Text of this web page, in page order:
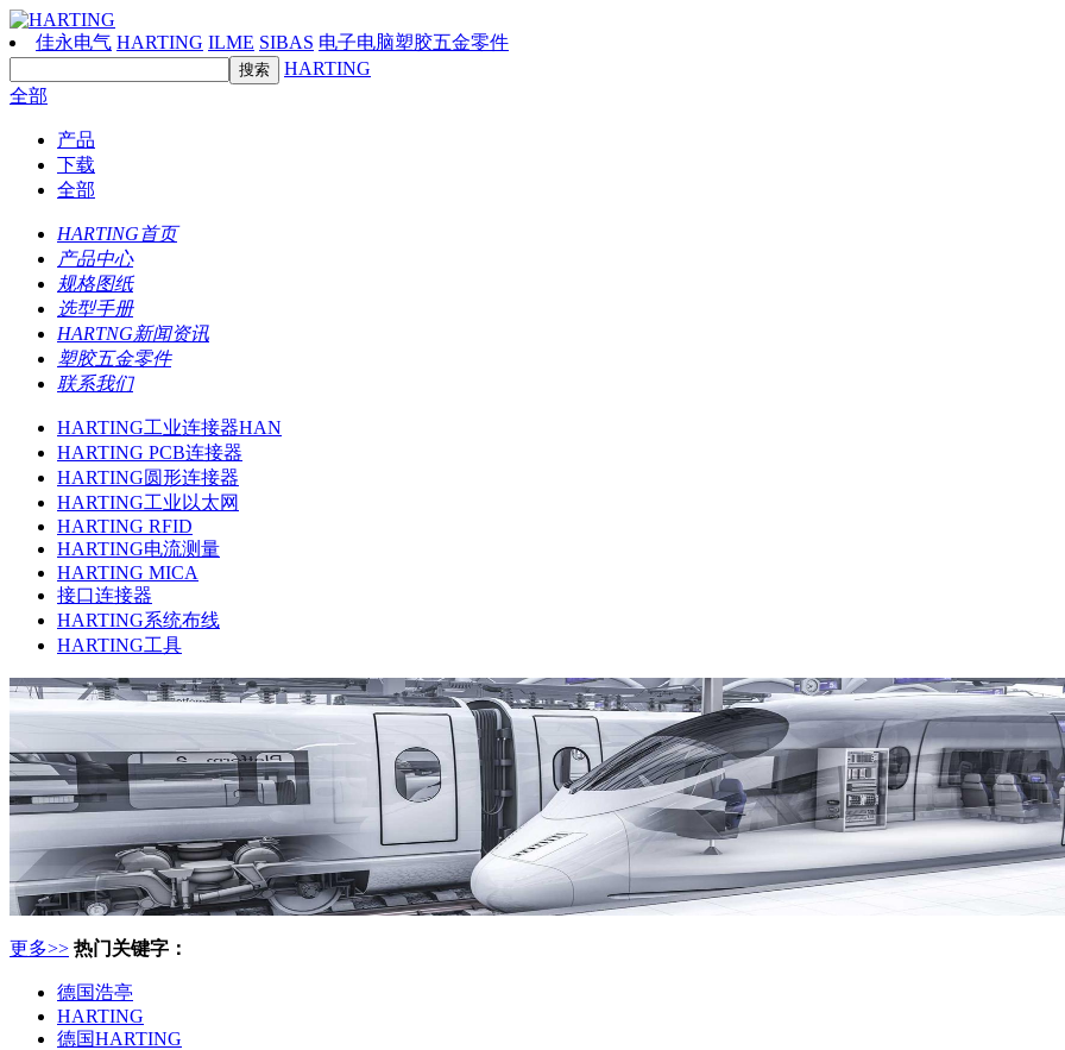
佳永电气 HARTING ILME SIBAS 电子电脑塑胶五金零件
HARTING
全部
产品
下载
全部
HARTING首页
产品中心
规格图纸
选型手册
HARTNG新闻资讯
塑胶五金零件
联系我们
HARTING工业连接器HAN
HARTING PCB连接器
HARTING圆形连接器
HARTING工业以太网
HARTING RFID
HARTING电流测量
HARTING MICA
接口连接器
HARTING系统布线
HARTING工具
更多>> 热门关键字：
德国浩亭
HARTING
德国HARTING